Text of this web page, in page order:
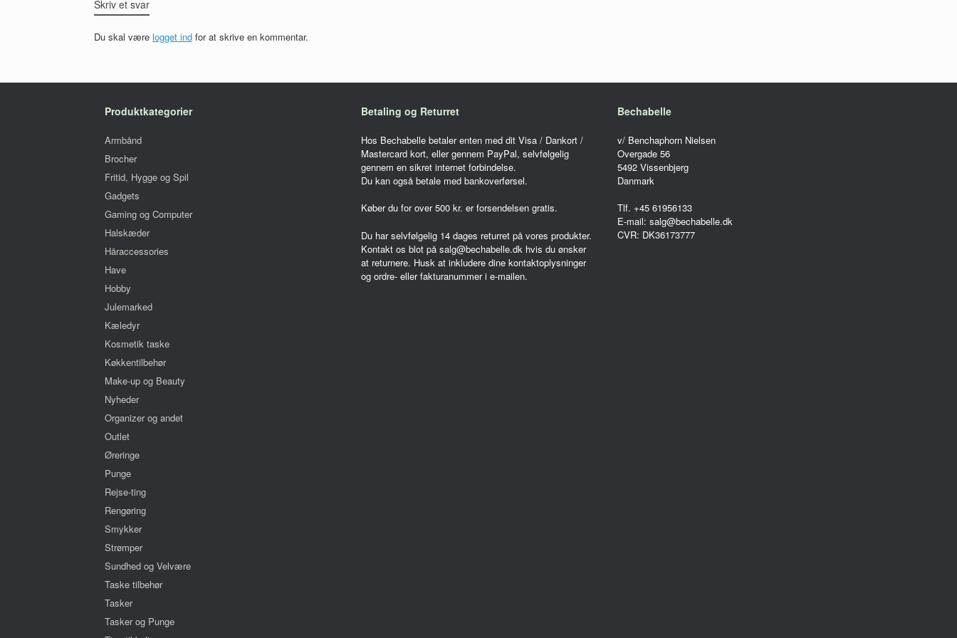
Skriv et svar
Du skal være logget ind for at skrive en kommentar.
Produktkategorier
Armbånd
Brocher
Fritid, Hygge og Spil
Gadgets
Gaming og Computer
Halskæder
Håraccessories
Have
Hobby
Julemarked
Kæledyr
Kosmetik taske
Køkkentilbehør
Make-up og Beauty
Nyheder
Organizer og andet
Outlet
Øreringe
Punge
Rejse-ting
Rengøring
Smykker
Strømper
Sundhed og Velvære
Taske tilbehør
Tasker
Tasker og Punge
Betaling og Returret
Hos Bechabelle betaler enten med dit Visa / Dankort /
Mastercard kort, eller gennem PayPal, selvfølgelig
gennem en sikret internet forbindelse.
Du kan også betale med bankoverførsel.
Køber du for over 500 kr. er forsendelsen gratis.
Du har selvfølgelig 14 dages returret på vores produkter.
Kontakt os blot på salg@bechabelle.dk hvis du ønsker
at returnere. Husk at inkludere dine kontaktoplysninger
og ordre- eller fakturanummer i e-mailen.
Bechabelle
v/ Benchaphorn Nielsen
Overgade 56
5492 Vissenbjerg
Danmark
Tlf. +45 61956133
E-mail: salg@bechabelle.dk
CVR: DK36173777